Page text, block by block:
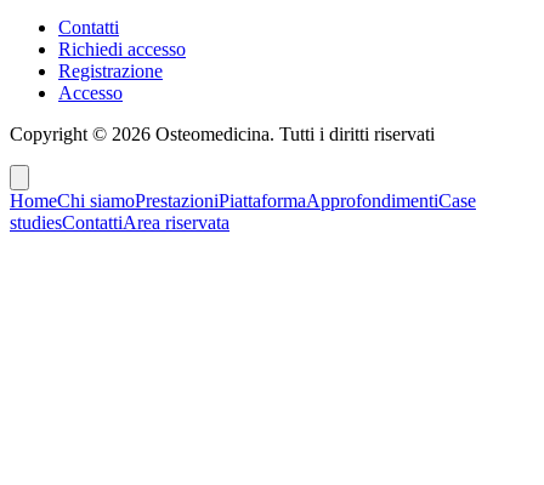
Contatti
Richiedi accesso
Registrazione
Accesso
Copyright © 2026 Osteomedicina. Tutti i diritti riservati
HomeChi siamoPrestazioniPiattaformaApprofondimentiCase
studiesContattiArea riservata